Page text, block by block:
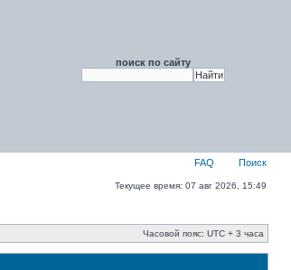
поиск по сайту
FAQ Поиск
Текущее время: 07 авг 2026, 15:49
Часовой пояс: UTC + 3 часа